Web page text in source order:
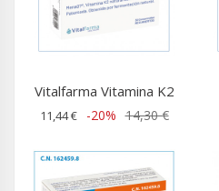
Vitalfarma Vitamina K2
11,44 € -20% 14,30 €